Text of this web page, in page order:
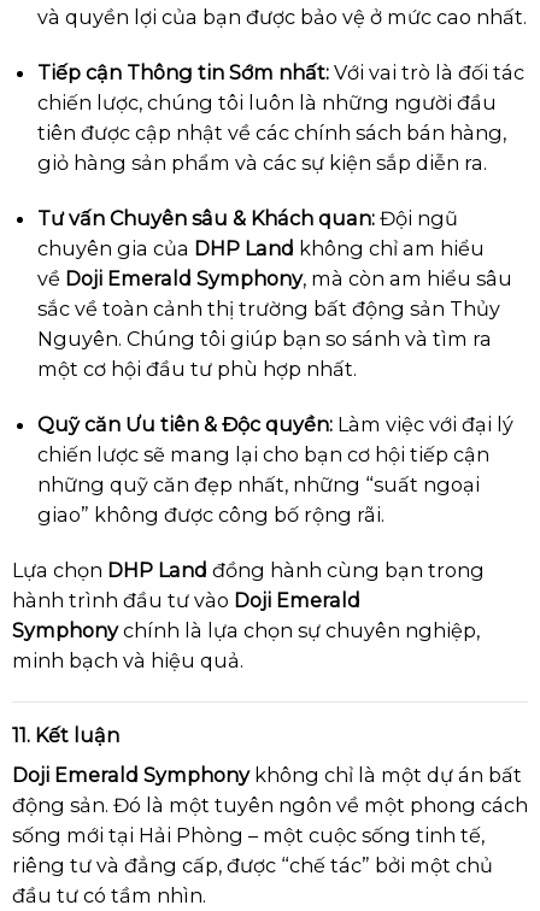
và quyền lợi của bạn được bảo vệ ở mức cao nhất.
Tiếp cận Thông tin Sớm nhất:Với vai trò là đối tác
chiến lược, chúng tôi luôn là những người đầu
tiên được cập nhật về các chính sách bán hàng,
giỏ hàng sản phẩm và các sự kiện sắp diễn ra.
Tư vấn Chuyên sâu & Khách quan:Đội ngũ
chuyên gia của DHP Land không chỉ am hiểu
về Doji Emerald Symphony, mà còn am hiểu sâu
sắc về toàn cảnh thị trường bất động sản Thủy
Nguyên. Chúng tôi giúp bạn so sánh và tìm ra
một cơ hội đầu tư phù hợp nhất.
Quỹ căn Ưu tiên & Độc quyền:Làm việc với đại lý
chiến lược sẽ mang lại cho bạn cơ hội tiếp cận
những quỹ căn đẹp nhất, những “suất ngoại
giao” không được công bố rộng rãi.
Lựa chọn DHP Land đồng hành cùng bạn trong
hành trình đầu tư vào Doji Emerald
Symphonychính là lựa chọn sự chuyên nghiệp,
minh bạch và hiệu quả.
11. Kết luận
Doji Emerald Symphonykhông chỉ là một dự án bất
động sản. Đó là một tuyên ngôn về một phong cách
sống mới tại Hải Phòng – một cuộc sống tinh tế,
riêng tư và đẳng cấp, được “chế tác” bởi một chủ
đầu tư có tầm nhìn.